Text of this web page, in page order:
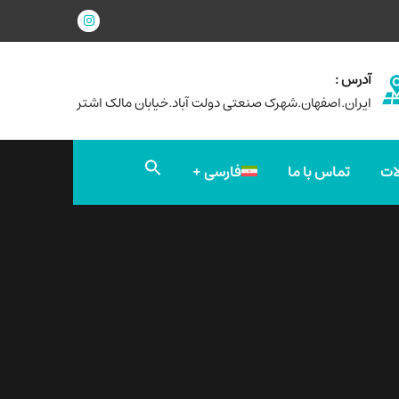
آدرس :
ایران.اصفهان.شهرک صنعتی دولت آباد.خیابان مالک اشتر
تماس با ما فارسی جستجو
برای: